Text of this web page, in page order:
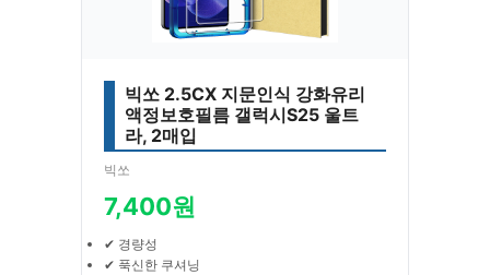
빅쏘 2.5CX 지문인식 강화유리
액정보호필름 갤럭시S25 울트
라, 2매입
빅쏘
7,400원
✔ 경량성
✔ 푹신한 쿠셔닝